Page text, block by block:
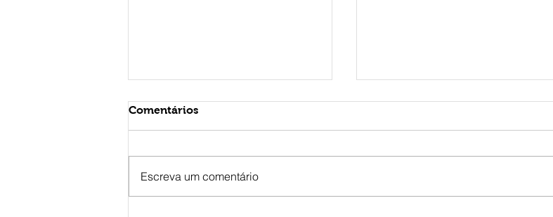
Comentários
Escreva um comentário